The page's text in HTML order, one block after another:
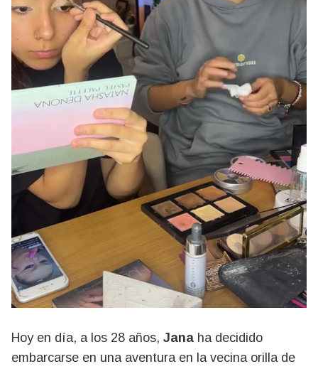
Hoy en día, a los 28 años, Jana ha decidido
embarcarse en una aventura en la vecina orilla de